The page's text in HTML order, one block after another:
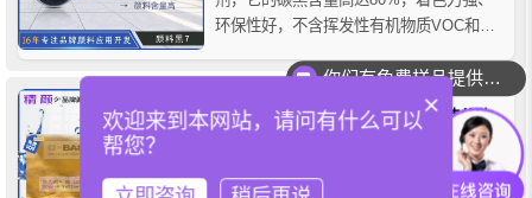
环保性好，不含挥发性有机物质VOC和
颜料针对IPT和POS着色系统进行了优
化，可以将定制的固体着色剂配方直接添
加到基础涂料中，从而改善POS系统的日
巴斯夫Xfast 1256芳基黄水溶性极速分散
巴斯夫BASF Xfast Yellow 1256是一种基
你们有免费样品提供吗？
×
欢迎来到本网站，请问有什么可以
帮您？